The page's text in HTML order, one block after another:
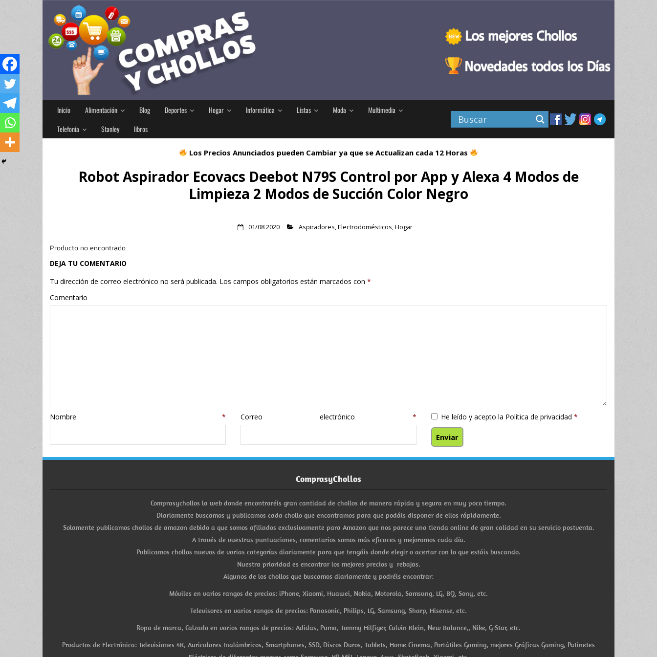
Inicio Alimentación Blog Deportes Hogar Informática Listas Moda
Multimedia
Telefonía
Stanley libros
Los Precios Anunciados pueden Cambiar ya que se Actualizan cada 12 Horas
Robot Aspirador Ecovacs Deebot N79S Control por App y Alexa 4 Modos de
Limpieza 2 Modos de Succión Color Negro
01/08 2020 Aspiradores,Electrodomésticos,Hogar
Producto no encontrado
DEJA TU COMENTARIO
Tu dirección de correo electrónico no será publicada. Los campos obligatorios están marcados con *
Comentario
Nombre* Correo electrónico* He leído y acepto la Política de privacidad *
ComprasyChollos
Comprasychollos la web donde encontraréis gran cantidad de chollos de manera rápida y segura en muy poco tiempo.
Diariamente buscamos y publicamos cada chollo que encontramos para que podáis disponer de ellos rápidamente.
Solamente publicamos chollos de amazon debido a que somos afiliados exclusivamente para Amazon que nos parece una tienda online de gran calidad en su servicio postventa.
A través de vuestras puntuaciones, comentarios somos más eficaces y mejoramos cada día.
Publicamos chollos nuevos de varias categorías diariamente para que tengáis donde elegir o acertar con lo que estáis buscando.
Nuestra prioridad es encontrar los mejores precios y rebajas.
Algunos de los chollos que buscamos diariamente y podréis encontrar:
Móviles en varios rangos de precios: iPhone, Xiaomi, Huawei, Nokia, Motorola, Samsung, LG, BQ, Sony, etc.
Televisores en varios rangos de precios: Panasonic, Philips, LG, Samsung, Sharp, Hisense, etc.
Ropa de marca, Calzado en varios rangos de precios: Adidas, Puma, Tommy Hilfiger, Calvin Klein, New Balance,, Nike, G-Star, etc.
Productos de Electrónica: Televisiones 4K, Auriculares Inalámbricos, Smartphones, SSD, Discos Duros, Tablets, Home Cinema, Portátiles Gaming, mejores Gráficas Gaming, Patinetes